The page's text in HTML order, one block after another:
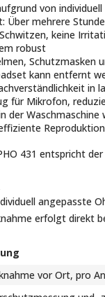
von
Über mehrere
keine
robust
Schutzmasken
kann entfernt
in
für Mikrofon,
der
Reproduktion
431 entspricht
angepasste
erfolgt direkt
vor Ort, pro